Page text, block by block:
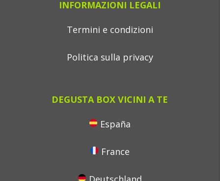
INFORMAZIONI LEGALI
Termini e condizioni
Politica sulla privacy
DEGUSTA BOX VICINI A TE
España
France